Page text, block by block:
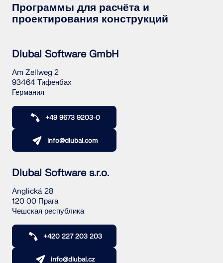
Программы для расчёта и
проектирования конструкций
Dlubal Software GmbH
Am Zellweg 2
93464 Тифенбах
Германия
+49 9673 9203-0
info@dlubal.com
Dlubal Software s.r.o.
Anglická 28
120 00 Прага
Чешская республика
+420 227 203 203
info@dlubal.cz